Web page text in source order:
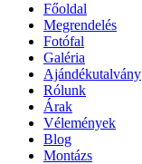
Főoldal
Megrendelés
Fotófal
Galéria
Ajándékutalvány
Rólunk
Árak
Vélemények
Blog
Montázs